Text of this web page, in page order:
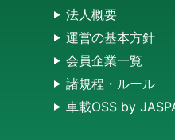
法人概要
運営の基本方針
会員企業一覧
諸規程・ルール
車載OSS by